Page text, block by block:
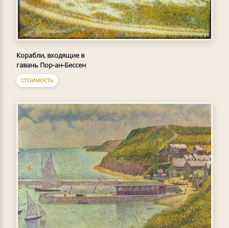
Корабли, входящие в
гавань Пор-ан-Бессен
СТОИМОСТЬ